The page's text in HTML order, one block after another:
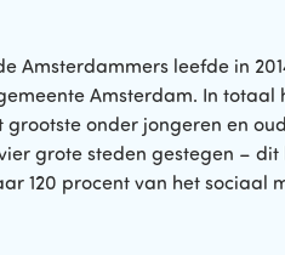
Amsterdammers leefde in
Amsterdam. In
onder jongeren en
grote steden gestegen –
120 procent van het sociaal